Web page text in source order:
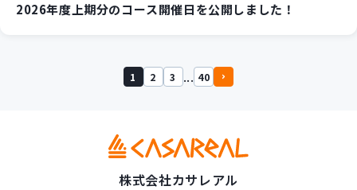
2026年度上期分のコース開催日を公開しました！
1 2 3 ... 40
株式会社カサレアル